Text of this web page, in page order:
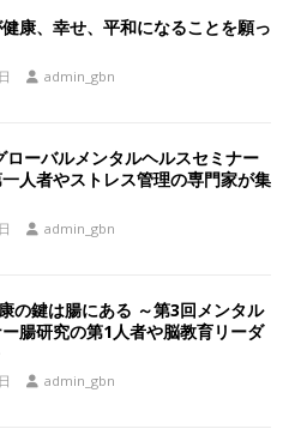
康、幸せ、平和になることを願っ
admin_gbn
ローバルメンタルヘルスセミナー
人者やストレス管理の専門家が集
admin_gbn
の鍵は腸にある ～第3回メンタル
腸研究の第1人者や脳教育リーダ
admin_gbn